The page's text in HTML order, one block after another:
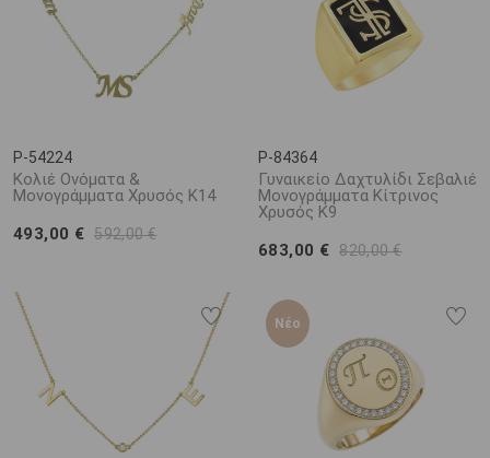
P-54224
Κολιέ Ονόματα &
Μονογράμματα Χρυσός Κ14
493,00 € 592,00 €
P-84364
Γυναικείο Δαχτυλίδι Σεβαλιέ
Μονογράμματα Κίτρινος
Χρυσός K9
683,00 € 820,00 €
Νέο